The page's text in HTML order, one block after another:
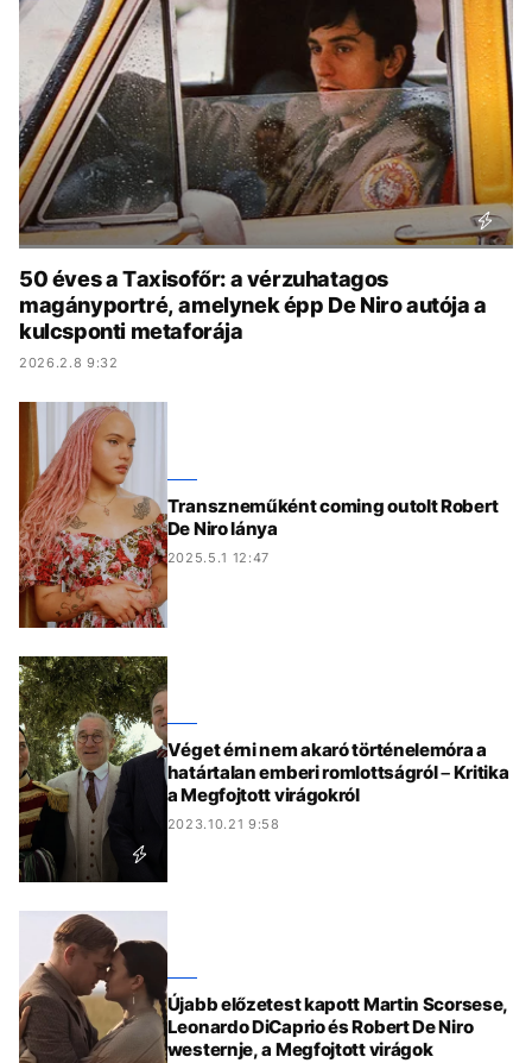
KÖZÉLET
ÉLETMÓD DESIGN
BESZÉLGETÉSEK ARCOK
VIDEÓ TÖRTÉNETEK
GASZTRO
50 éves a Taxisofőr: a vérzuhatagos
magányportré, amelynek épp De Niro autója a
kulcsponti metaforája
2026.2.8 9:32
Transzneműként coming outolt Robert
De Niro lánya
2025.5.1 12:47
Véget érni nem akaró történelemóra a
határtalan emberi romlottságról – Kritika
a Megfojtott virágokról
2023.10.21 9:58
Újabb előzetest kapott Martin Scorsese,
Leonardo DiCaprio és Robert De Niro
westernje, a Megfojtott virágok